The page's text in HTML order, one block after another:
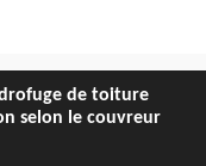
de toiture
selon le couvreur